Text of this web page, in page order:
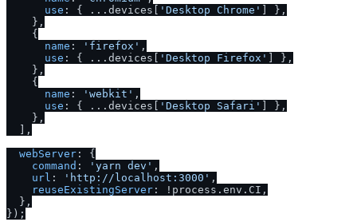
use : { ...devices[ 'Desktop Chrome'
] },
    },
    {
name : 'firefox' ,
use : { ...devices[ 'Desktop Firefox'
] },
    },
    {
name : 'webkit' ,
use : { ...devices[ 'Desktop Safari'
] },
    },
  ],
webServer : {
command : 'yarn dev' ,
url : 'http: // localhost:3000' ,
reuseExistingServer : !process. env . CI ,
  },